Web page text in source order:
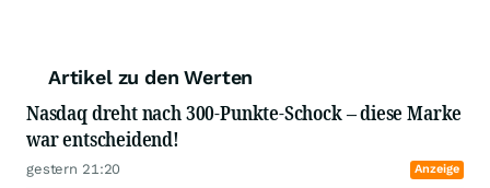
Artikel zu den Werten
Nasdaq dreht nach 300-Punkte-Schock – diese Marke
war entscheidend!
gestern 21:20 Anzeige